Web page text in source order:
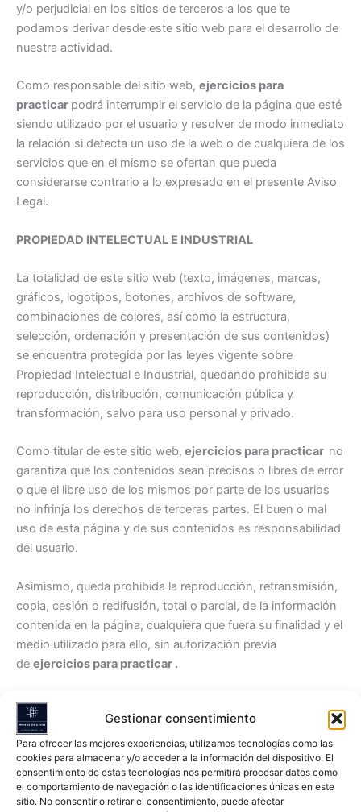
Gestionar consentimiento
Para ofrecer las mejores experiencias, utilizamos tecnologías como las
cookies para almacenar y/o acceder a la información del dispositivo. El
consentimiento de estas tecnologías nos permitirá procesar datos como
el comportamiento de navegación o las identificaciones únicas en este
sitio. No consentir o retirar el consentimiento, puede afectar
y/o perjudicial en los sitios de terceros a los que te
podamos derivar desde este sitio web para el desarrollo de
nuestra actividad.
Como responsable del sitio web, ejercicios para
practicar podrá interrumpir el servicio de la página que esté
siendo utilizado por el usuario y resolver de modo inmediato
la relación si detecta un uso de la web o de cualquiera de los
servicios que en el mismo se ofertan que pueda
considerarse contrario a lo expresado en el presente Aviso
Legal.
PROPIEDAD INTELECTUAL E INDUSTRIAL
La totalidad de este sitio web (texto, imágenes, marcas,
gráficos, logotipos, botones, archivos de software,
combinaciones de colores, así como la estructura,
selección, ordenación y presentación de sus contenidos)
se encuentra protegida por las leyes vigente sobre
Propiedad Intelectual e Industrial, quedando prohibida su
reproducción, distribución, comunicación pública y
transformación, salvo para uso personal y privado.
Como titular de este sitio web, ejercicios para practicar no
garantiza que los contenidos sean precisos o libres de error
o que el libre uso de los mismos por parte de los usuarios
no infrinja los derechos de terceras partes. El buen o mal
uso de esta página y de sus contenidos es responsabilidad
del usuario.
Asimismo, queda prohibida la reproducción, retransmisión,
copia, cesión o redifusión, total o parcial, de la información
contenida en la página, cualquiera que fuera su finalidad y el
medio utilizado para ello, sin autorización previa
de ejercicios para practicar .
ENLACES O LINKS
Este sitio web incluye enlaces o links a sitios de terceros.
Las páginas pertenecientes a estos terceros no han sido
revisadas ni son objeto de controles por nuestra parte, por
lo queejercicios para practicarno podrá ser considerado